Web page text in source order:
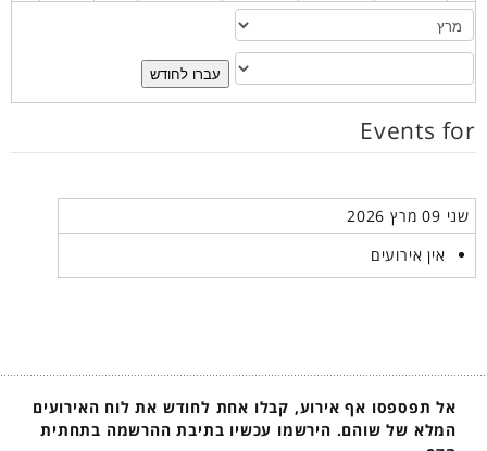
עברו לחודש
Events for
שני 09 מרץ 2026
אין אירועים
אל תפספסו אף אירוע, קבלו אחת לחודש את לוח האירועים
המלא של שוהם. הירשמו עכשיו בתיבת ההרשמה בתחתית